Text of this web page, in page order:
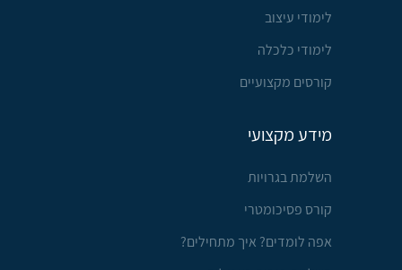
לימודי עיצוב
לימודי כלכלה
קורסים מקצועיים
מידע מקצועי
השלמת בגרויות
קורס פסיכומטרי
אפה לומדים? איך מתחילים?